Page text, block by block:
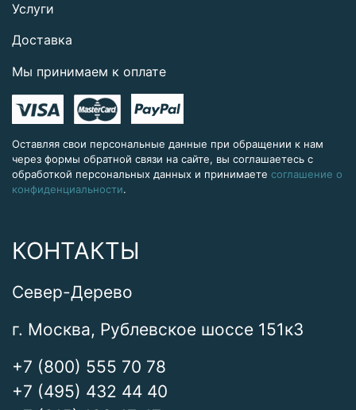
Услуги
Доставка
Мы принимаем к оплате
Оставляя свои персональные данные при обращении к нам
через формы обратной связи на сайте, вы соглашаетесь с
обработкой персональных данных и принимаете соглашение о
конфиденциальности.
КОНТАКТЫ
Север-Дерево
г. Москва, Рублевское шоссе 151к3
+7 (800) 555 70 78
+7 (495) 432 44 40